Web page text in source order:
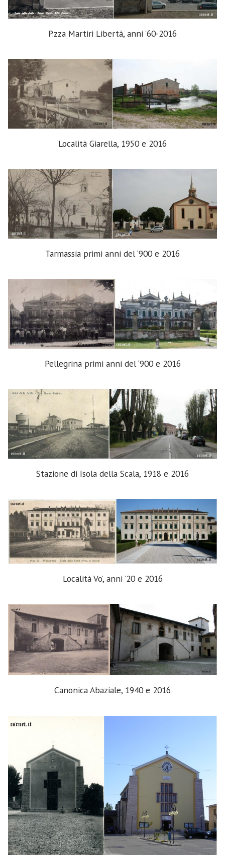
P.zza Martiri Libertà, anni ’60-2016
Località Giarella, 1950 e 2016
Tarmassia primi anni del ‘900 e 2016
Pellegrina primi anni del ‘900 e 2016
Stazione di Isola della Scala, 1918 e 2016
Località Vo’, anni ’20 e 2016
Canonica Abaziale, 1940 e 2016